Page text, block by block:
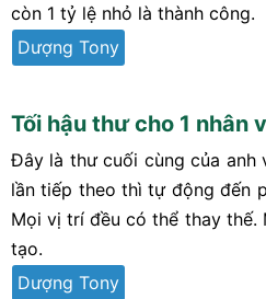
còn 1 tỷ lệ nhỏ là thành công.
Dượng Tony
Tối hậu thư cho 1 nhân
Đây là thư cuối cùng của anh
lần tiếp theo thì tự động đến
Mọi vị trí đều có thể thay thế.
tạo.
Dượng Tony